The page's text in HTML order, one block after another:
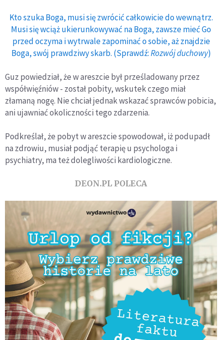
Kto szuka Boga, musi się zwrócić całkowicie do wewnątrz.
Musi się wciąż ukierunkowywać na Boga, zawsze mieć Go
przed oczyma i wytrwale zapominać o sobie, aż znajdzie
Boga, swój prawdziwy skarb. (Sprawdź:Rozwój duchowy)
Guz powiedział, że w areszcie był prześladowany przez
współwięźniów - został pobity, wskutek czego miał
złamaną nogę. Nie chciał jednak wskazać sprawców pobicia,
ani ujawniać okoliczności tego zdarzenia.
Podkreślał, że pobyt w areszcie spowodował, iż podupadł
na zdrowiu, musiał podjąć terapię u psychologa i
psychiatry, ma też dolegliwości kardiologiczne.
DEON.PL POLECA